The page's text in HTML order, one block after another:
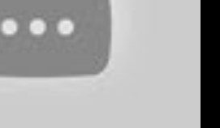
Giornata Mondiale contro la
Antonio BARBUTO
Perugia Intervento a Palazzo dei